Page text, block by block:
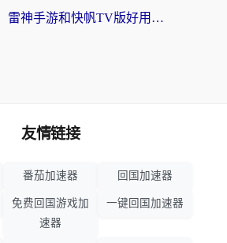
海外党必看：雷神手游和快帆TV版好用吗？3步选对回国加速器不踩坑
友情链接
番茄加速器 回国加速器
免费回国游戏加
速器
一键回国加速器